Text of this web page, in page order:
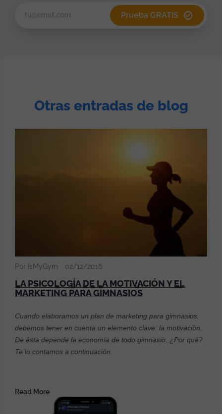
Prueba GRATIS
Otras entradas de blog
Por IsMyGym 02/12/2016
LA PSICOLOGÍA DE LA MOTIVACIÓN Y EL
MARKETING PARA GIMNASIOS
Cuando elaboramos un plan de marketing para gimnasios,
debemos tener en cuenta un elemento clave: la motivación.
De ésta depende la economía de todo gimnasio. ¿Por qué?
Te lo contamos a continuación.
Read More